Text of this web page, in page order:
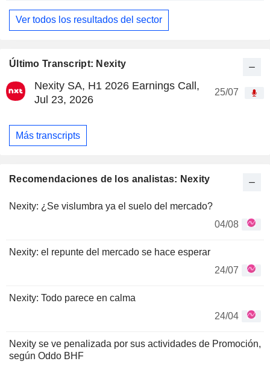
Último Transcript: Nexity
Nexity SA, H1 2026 Earnings Call,
Jul 23, 2026
25/07
Más transcripts
Recomendaciones de los analistas: Nexity
Nexity: ¿Se vislumbra ya el suelo del mercado?
04/08
Nexity: el repunte del mercado se hace esperar
24/07
Nexity: Todo parece en calma
24/04
Nexity se ve penalizada por sus actividades de Promoción,
según Oddo BHF
Ver todos los resultados del sector